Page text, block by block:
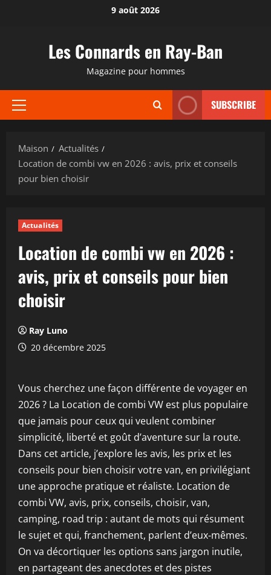
9 août 2026
Les Connards en Ray-Ban
Magazine pour hommes
Menu
SUBSCRIBE
Maison
Actualités
Location de combi vw en 2026 : avis, prix et conseils
pour bien choisir
Actualités
Location de combi vw en 2026 :
avis, prix et conseils pour bien
choisir
Ray Luno
20 décembre 2025
Vous cherchez une façon différente de voyager en
2026 ? La Location de combi VW est plus populaire
que jamais pour ceux qui veulent combiner
simplicité, liberté et goût d’aventure sur la route.
Dans cet article, j’explore les avis, les prix et les
conseils pour bien choisir votre van, en privilégiant
une approche pratique et réaliste. Location de
combi VW, avis, prix, conseils, choisir, van,
camping, road trip : autant de mots qui résument
le sujet et qui, franchement, parlent d’eux‑mêmes.
On va décortiquer les options sans jargon inutile,
en partageant des anecdotes et des pistes